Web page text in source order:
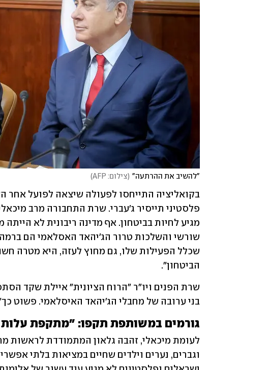
"להשיב את ההרתעה" (צילום: AFP )
הביטחון".
בני ערובה של מחבלי הג'יהאד האיסלאמי. פשוט
גורמים במשותפת תקפו: "מתקפת